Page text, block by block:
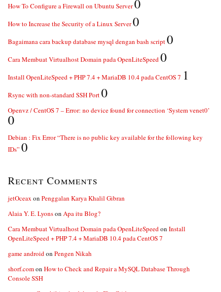
How To Configure a Firewall on Ubuntu Server0
How to Increase the Security of a Linux Server0
Bagaimana cara backup database mysql dengan bash script0
Cara Membuat Virtualhost Domain pada OpenLiteSpeed0
Install OpenLiteSpeed + PHP 7.4 + MariaDB 10.4 pada CentOS 7 1
Rsync with non-standard SSH Port0
Openvz / CentOS 7 – Error: no device found for connection ‘System venet0’
0
Debian : Fix Error “There is no public key available for the following key
IDs” 0
Recent Comments
jetOceax on Penggalan Karya Khalil Gibran
Alaia Y. E. Lyonson Apa itu Blog?
Cara Membuat Virtualhost Domain pada OpenLiteSpeedon Install
OpenLiteSpeed + PHP 7.4 + MariaDB 10.4 pada CentOS 7
game androidon Pengen Nikah
shorf.comon How to Check and Repair a MySQL Database Through
Console SSH